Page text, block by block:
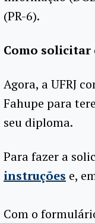
(PR-6).
Como solicitar
Agora, a UFRJ
Fahupe para
seu diploma.
Para fazer a
instruções e,
Com o